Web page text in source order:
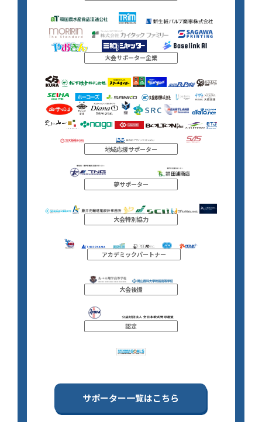
大会サポーター企業
地域応援サポーター
夢サポーター
大会特別協力
アカデミックパートナー
大会後援
認定
サポーター一覧はこちら